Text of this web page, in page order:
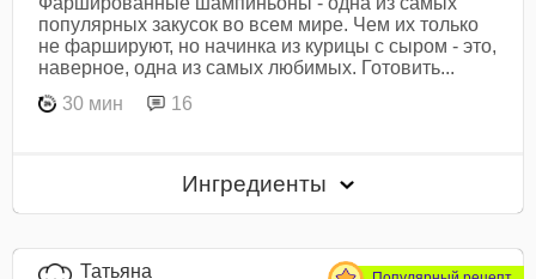
популярных закусок во всем мире. Чем их только
не фаршируют, но начинка из курицы с сыром - это,
наверное, одна из самых любимых. Готовить...
30 мин
16
Ингредиенты
Татьяна